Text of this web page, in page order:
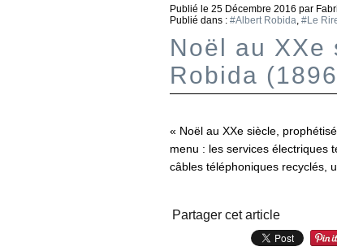
Publié le 25 Décembre 2016 par
Publié dans : #Albert Robida, #Le
Noël au XXe
Robida
« Noël au XXe siècle,
menu : les services électriques
câbles téléphoniques recyclés,
Partager cet article